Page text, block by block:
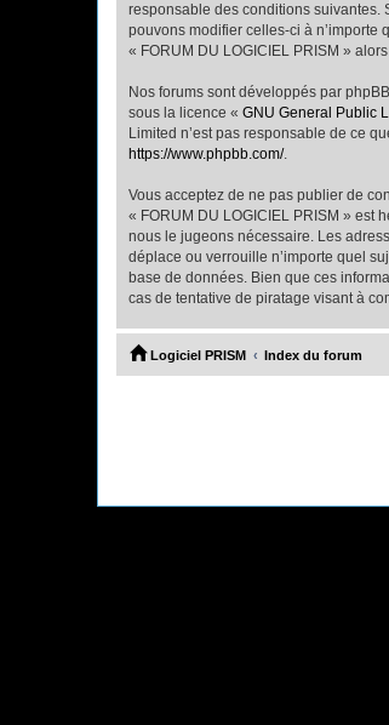
responsable des conditions suivantes.
pouvons modifier celles-ci à n’importe
« FORUM DU LOGICIEL PRISM »
Nos forums sont développés par
sous la licence « GNU General Public
Limited n’est pas responsable de ce
https://www.phpbb.com/.
Vous acceptez de ne pas publier de
« FORUM DU LOGICIEL PRISM » est
nous le jugeons nécessaire. Les
déplace ou verrouille n’importe quel
base de données. Bien que ces
cas de tentative de piratage visant à
Logiciel PRISM Index du forum